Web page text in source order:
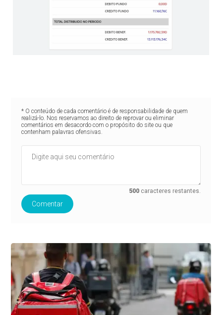
* O conteúdo de cada comentário é de responsabilidade de quem
realizá-lo. Nos reservamos ao direito de reprovar ou eliminar
comentários em desacordo com o propósito do site ou que
contenham palavras ofensivas.
500 caracteres restantes.
Comentar